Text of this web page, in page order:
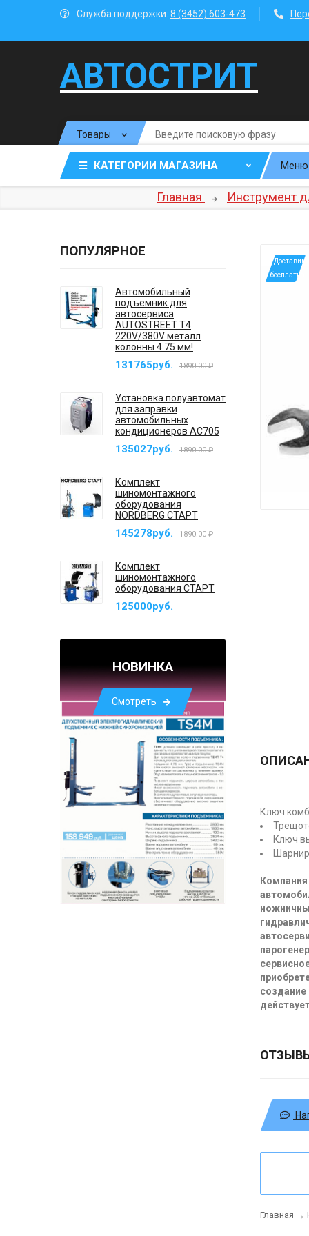
Служба поддержки: 8 (3452) 603-473
АВТОСТРИТ
КАТЕГОРИИ МАГАЗИНА Меню
Главная Инструмент
*Доставим
бесплатно
Ключ
Ключ
Главная →
ПОПУЛЯРНОЕ
Автомобильный
подъемник для
автосервиса
AUTOSTREET T4
220V/380V металл
колонны 4.75 мм!
131765руб. 1890.00 ₽
Установка полуавтомат
для заправки
автомобильных
кондиционеров AC705
135027руб. 1890.00 ₽
Комплект
шиномонтажного
оборудования
NORDBERG СТАРТ
145278руб. 1890.00 ₽
Комплект
шиномонтажного
оборудования СТАРТ
125000руб.
НОВИНКА
Смотреть